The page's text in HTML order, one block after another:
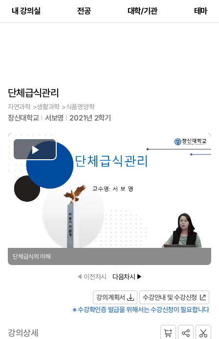
내 강의실 전공 대학/기관 테마
단체급식관리
자연과학 >생활과학 >식품영양학
창신대학교 서보영 2021년 2학기
Play
Video
단체급식의 이해
이전차시 다음차시
강의계획서
수강안내 및 수강신청
※ 수강확인증 발급을 위해서는 수강신청이 필요합니다
강의상세